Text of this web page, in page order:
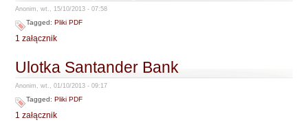
Anonim, wt., 15/10/2013 - 07:58
Tagged:Pliki PDF
1 załącznik
Ulotka Santander Bank
Anonim, wt., 01/10/2013 - 09:17
Tagged:Pliki PDF
1 załącznik